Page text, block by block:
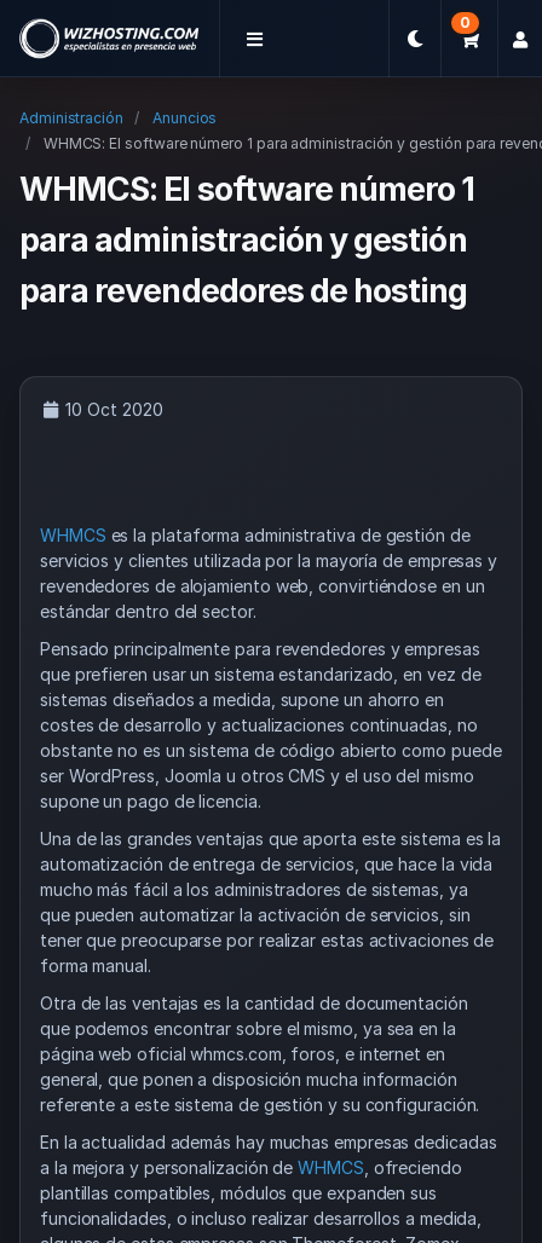
0
Administración
Anuncios
WHMCS: El software número 1 para administración y gestión para
WHMCS: El software número 1
para administración y gestión
para revendedores de hosting
10 Oct 2020
WHMCS es la plataforma administrativa de gestión de
servicios y clientes utilizada por la mayoría de empresas y
revendedores de alojamiento web, convirtiéndose en un
estándar dentro del sector.
Pensado principalmente para revendedores y empresas
que prefieren usar un sistema estandarizado, en vez de
sistemas diseñados a medida, supone un ahorro en
costes de desarrollo y actualizaciones continuadas, no
obstante no es un sistema de código abierto como puede
ser WordPress, Joomla u otros CMS y el uso del mismo
supone un pago de licencia.
Una de las grandes ventajas que aporta este sistema es la
automatización de entrega de servicios, que hace la vida
mucho más fácil a los administradores de sistemas, ya
que pueden automatizar la activación de servicios, sin
tener que preocuparse por realizar estas activaciones de
forma manual.
Otra de las ventajas es la cantidad de documentación
que podemos encontrar sobre el mismo, ya sea en la
página web oficial whmcs.com, foros, e internet en
general, que ponen a disposición mucha información
referente a este sistema de gestión y su configuración.
En la actualidad además hay muchas empresas dedicadas
a la mejora y personalización deWHMCS , ofreciendo
plantillas compatibles, módulos que expanden sus
funcionalidades, o incluso realizar desarrollos a medida,